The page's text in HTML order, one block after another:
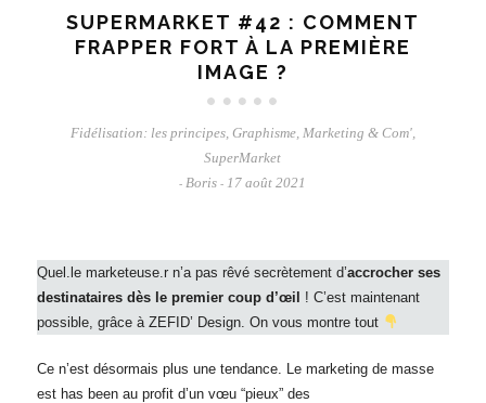
SUPERMARKET #42 : COMMENT
FRAPPER FORT À LA PREMIÈRE
IMAGE ?
Fidélisation: les principes, Graphisme, Marketing & Com',
SuperMarket
- Boris - 17 août 2021
Quel.le marketeuse.r n’a pas rêvé secrètement d’accrocher ses
destinataires dès le premier coup d’œil
! C’est maintenant
possible, grâce à ZEFID’ Design. On vous montre tout
Ce n’est désormais plus une tendance. Le marketing de masse
est has been au profit d’un vœu “pieux” des